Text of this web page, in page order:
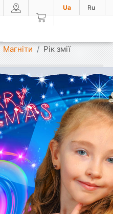
Ua Ru
Магніти Рік змії